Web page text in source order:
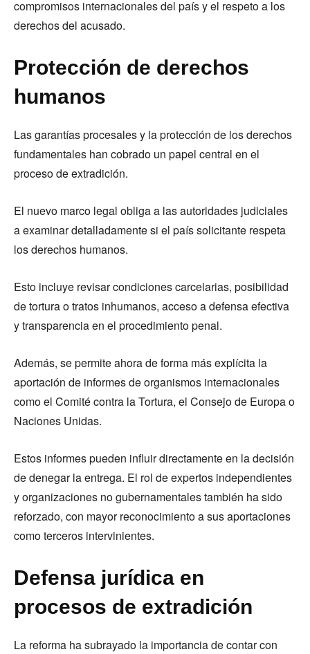
compromisos internacionales del país y el respeto a los
derechos del acusado.
Protección de derechos
humanos
Las garantías procesales y la protección de los derechos
fundamentales han cobrado un papel central en el
proceso de extradición.
El nuevo marco legal obliga a las autoridades judiciales
a examinar detalladamente si el país solicitante respeta
los derechos humanos.
Esto incluye revisar condiciones carcelarias, posibilidad
de tortura o tratos inhumanos, acceso a defensa efectiva
y transparencia en el procedimiento penal.
Además, se permite ahora de forma más explícita la
aportación de informes de organismos internacionales
como el Comité contra la Tortura, el Consejo de Europa o
Naciones Unidas.
Estos informes pueden influir directamente en la decisión
de denegar la entrega. El rol de expertos independientes
y organizaciones no gubernamentales también ha sido
reforzado, con mayor reconocimiento a sus aportaciones
como terceros intervinientes.
Defensa jurídica en
procesos de extradición
La reforma ha subrayado la importancia de contar con